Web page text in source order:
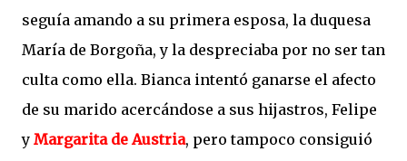
seguía amando a su primera esposa, la duquesa
María de Borgoña, y la despreciaba por no ser tan
culta como ella. Bianca intentó ganarse el afecto
de su marido acercándose a sus hijastros, Felipe
y Margarita de Austria, pero tampoco consiguió